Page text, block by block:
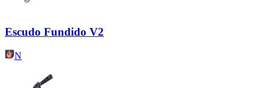
Escudo Fundido V2
N